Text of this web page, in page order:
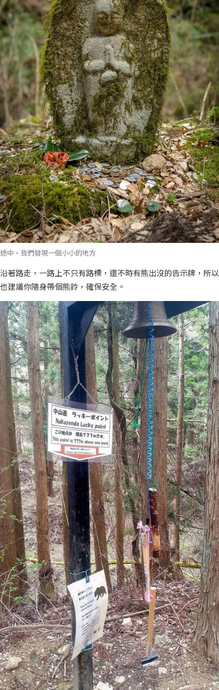
途中，我們發現一個小小的地方
沿著路走，一路上不只有路標，還不時有熊出沒的告示牌，所以
也建議你隨身帶個熊鈴，確保安全。